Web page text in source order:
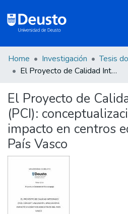
DeustoTeka
Communities
&
Collections
All of DSpace
Home Investigación
Tesis
El Proyecto de Calidad Integrado (PCI): conceptualización, aplicación e impacto en centros educativos del País Vasco
El Proyecto de
(PCI):
impacto en centros
País Vasco